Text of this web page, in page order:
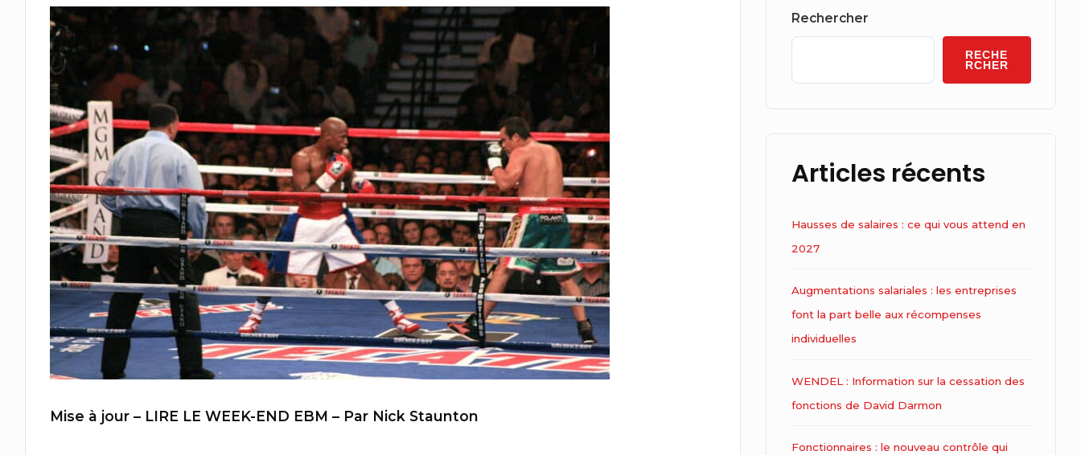
Mise à jour – LIRE LE WEEK-END EBM – Par Nick Staunton
Widget
Rechercher
RECHE
RCHER
Articles récents
Hausses de salaires : ce qui vous attend en
2027
Augmentations salariales : les entreprises
font la part belle aux récompenses
individuelles
WENDEL : Information sur la cessation des
fonctions de David Darmon
Fonctionnaires : le nouveau contrôle qui